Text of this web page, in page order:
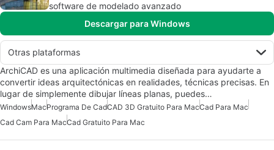
software de modelado avanzado
Descargar para Windows
Otras plataformas
ArchiCAD es una aplicación multimedia diseñada para ayudarte a
convertir ideas arquitectónicas en realidades, técnicas precisas. En
lugar de simplemente dibujar líneas planas, puedes…
WindowsMacPrograma De CadCAD 3D Gratuito Para MacCad Para Mac
Cad Cam Para MacCad Gratuito Para Mac